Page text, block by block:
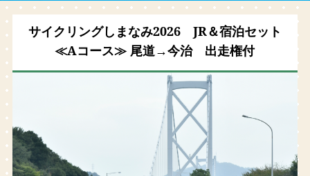
サイクリングしまなみ2026 JR＆宿泊セット
≪Aコース≫ 尾道→今治 出走権付